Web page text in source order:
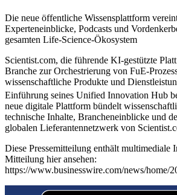
Die neue öffentliche Wissensplattform
Experteneinblicke, Podcasts und
gesamten Life-Science-Ökosystem
Scientist.com, die führende KI-gestützte
Branche zur Orchestrierung von FuE-
wissenschaftliche Produkte und
Einführung seines Unified Innovation Hub
neue digitale Plattform bündelt
technische Inhalte, Brancheneinblicke und
globalen Lieferantennetzwerk von
Diese Pressemitteilung enthält multimediale
Mitteilung hier ansehen:
https://www.businesswire.com/news/home/